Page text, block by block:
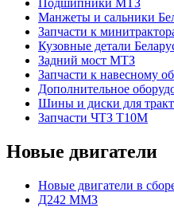
Подшипники МТЗ
Манжеты и сальники
Запчасти к
Кузовные детали
Задний мост МТЗ
Запчасти к навесному
Дополнительное
Шины и диски для
Запчасти ЧТЗ Т10М
Новые двигатели
Новые двигатели в
Д242 ММЗ